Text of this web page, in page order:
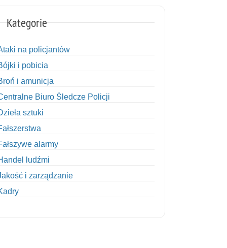
Kategorie
na policjantów
i pobicia
i amunicja
Biuro Śledcze Policji
sztuki
alarmy
ludźmi
i zarządzanie